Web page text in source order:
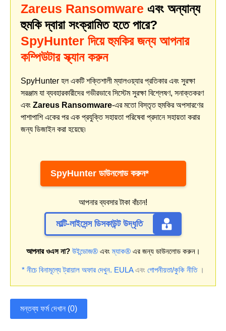
Zareus Ransomware এবং অন্যান্য
হুমকি দ্বারা সংক্রামিত হতে পারে?
SpyHunter দিয়ে হুমকির জন্য আপনার
কম্পিউটার স্ক্যান করুন
SpyHunter হল একটি শক্তিশালী ম্যালওয়্যার প্রতিকার এবং সুরক্ষা
সরঞ্জাম যা ব্যবহারকারীদের গভীরভাবে সিস্টেম সুরক্ষা বিশ্লেষণ, সনাক্তকরণ
এবং Zareus Ransomware-এর মতো বিস্তৃত হুমকির অপসারণের
পাশাপাশি একের পর এক প্রযুক্তি সহায়তা পরিষেবা প্রদানে সহায়তা করার
জন্য ডিজাইন করা হয়েছে৷
SpyHunter ডাউনলোড করুন*
আপনার ব্যবসার টাকা বাঁচান!
মাল্টি-লাইসেন্স ডিসকাউন্ট উদ্ধৃতি
আপনার ওএস না? উইন্ডোজ®এবংম্যাক®এর জন্য ডাউনলোড করুন।
* নীচে বিনামূল্যে ট্রায়াল অফার দেখুন. EULAএবং গোপনীয়তা/কুকি নীতি।
মন্তব্য ফর্ম দেখান (0)